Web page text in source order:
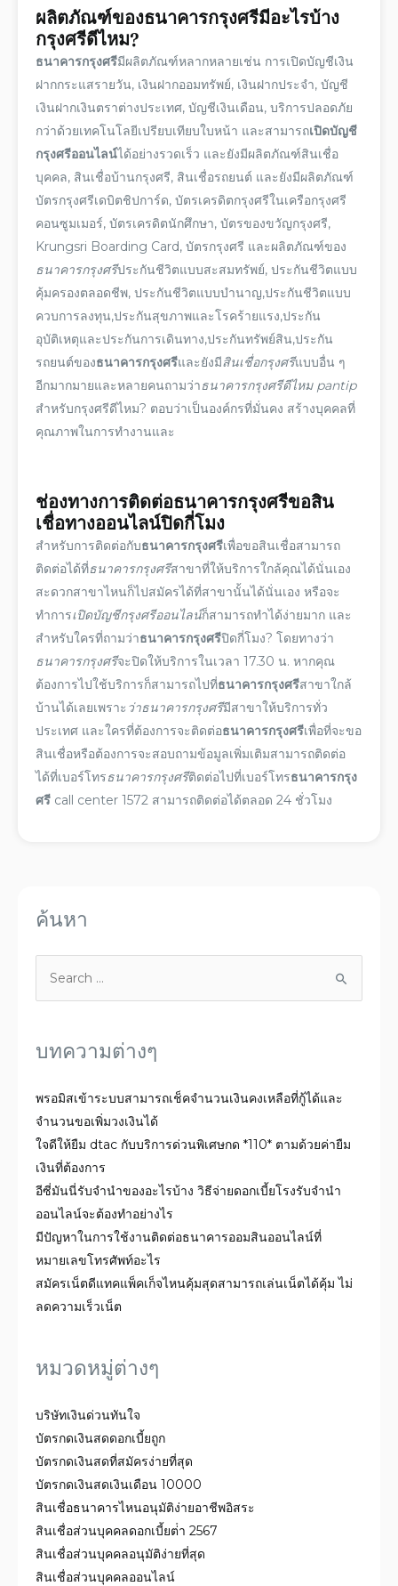
ผลิตภัณฑ์ของธนาคารกรุงศรีมีอะไรบ้าง
กรุงศรีดีไหม?
ธนาคารกรุงศรีมีผลิตภัณฑ์หลากหลายเช่น การเปิดบัญชีเงิน
ฝากกระแสรายวัน, เงินฝากออมทรัพย์, เงินฝากประจำ, บัญชี
เงินฝากเงินตราต่างประเทศ, บัญชีเงินเดือน, บริการปลอดภัย
กว่าด้วยเทคโนโลยีเปรียบเทียบใบหน้า และสามารถเปิดบัญชี
กรุงศรีออนไลน์ได้อย่างรวดเร็ว และยังมีผลิตภัณฑ์สินเชื่อ
บุคคล, สินเชื่อบ้านกรุงศรี, สินเชื่อรถยนต์ และยังมีผลิตภัณฑ์
บัตรกรุงศรีเดบิตชิปการ์ด, บัตรเครดิตกรุงศรีในเครือกรุงศรี
คอนซูมเมอร์, บัตรเครดิตนักศึกษา, บัตรของขวัญกรุงศรี,
Krungsri Boarding Card, บัตรกรุงศรี และผลิตภัณฑ์ของ
ธนาคารกรุงศรีประกันชีวิตแบบสะสมทรัพย์, ประกันชีวิตแบบ
คุ้มครองตลอดชีพ, ประกันชีวิตแบบบำนาญ,ประกันชีวิตแบบ
ควบการลงทุน,ประกันสุขภาพและโรคร้ายแรง,ประกัน
อุบัติเหตุและประกันการเดินทาง,ประกันทรัพย์สิน,ประกัน
รถยนต์ของธนาคารกรุงศรีและยังมีสินเชื่อกรุงศรีแบบอื่น ๆ
อีกมากมายและหลายคนถามว่าธนาคารกรุงศรีดีไหม pantip
สำหรับกรุงศรีดีไหม? ตอบว่าเป็นองค์กรที่มั่นคง สร้างบุคคลที่
คุณภาพในการทำงานและ
ช่องทางการติดต่อธนาคารกรุงศรีขอสิน
เชื่อทางออนไลน์ปิดกี่โมง
สำหรับการติดต่อกับธนาคารกรุงศรีเพื่อขอสินเชื่อสามารถ
ติดต่อได้ที่ธนาคารกรุงศรีสาขาที่ให้บริการใกล้คุณได้นั่นเอง
สะดวกสาขาไหนก็ไปสมัครได้ที่สาขานั้นได้นั่นเอง หรือจะ
ทำการเปิดบัญชีกรุงศรีออนไลน์ก็สามารถทำได้ง่ายมาก และ
สำหรับใครที่ถามว่าธนาคารกรุงศรีปิดกี่โมง? โดยทางว่า
ธนาคารกรุงศรีจะปิดให้บริการในเวลา 17.30 น. หากคุณ
ต้องการไปใช้บริการก็สามารถไปที่ธนาคารกรุงศรีสาขาใกล้
บ้านได้เลยเพราะ ว่าธนาคารกรุงศรีมีสาขาให้บริการทั่ว
ประเทศ และใครที่ต้องการจะติดต่อธนาคารกรุงศรีเพื่อที่จะขอ
สินเชื่อหรือต้องการจะสอบถามข้อมูลเพิ่มเติมสามารถติดต่อ
ได้ที่เบอร์โทรธนาคารกรุงศรีติดต่อไปที่เบอร์โทรธนาคารกรุง
ศรี call center 1572 สามารถติดต่อได้ตลอด 24 ชั่วโมง
ค้นหา
บทความต่างๆ
พรอมิสเข้าระบบสามารถเช็คจำนวนเงินคงเหลือที่กู้ได้และ
จำนวนขอเพิ่มวงเงินได้
ใจดีให้ยืม dtac กับบริการด่วนพิเศษกด *110* ตามด้วยค่ายืม
เงินที่ต้องการ
อีซี่มันนี่รับจำนำของอะไรบ้าง วิธีจ่ายดอกเบี้ยโรงรับจํานํา
ออนไลน์จะต้องทำอย่างไร
มีปัญหาในการใช้งานติดต่อธนาคารออมสินออนไลน์ที่
หมายเลขโทรศัพท์อะไร
สมัคร​เน็ต​ดี​แทคแพ็คเก็จไหนคุ้มสุดสามารถเล่นเน็ตได้คุ้ม ไม่
ลดความเร็วเน็ต
หมวดหมู่ต่างๆ
บริษัทเงินด่วนทันใจ
บัตรกดเงินสดดอกเบี้ยถูก
บัตรกดเงินสดที่สมัครง่ายที่สุด
บัตรกดเงินสดเงินเดือน 10000
สินเชื่อธนาคารไหนอนุมัติง่ายอาชีพอิสระ
สินเชื่อส่วนบุคคลดอกเบี้ยต่ํา 2567
สินเชื่อส่วนบุคคลอนุมัติง่ายที่สุด
สินเชื่อส่วนบุคคลออนไลน์